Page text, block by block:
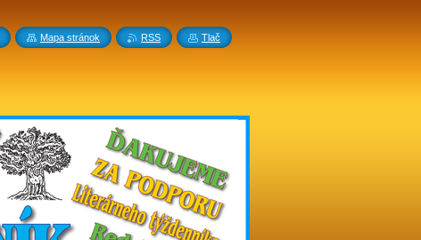
Mapa stránok RSS Tlač